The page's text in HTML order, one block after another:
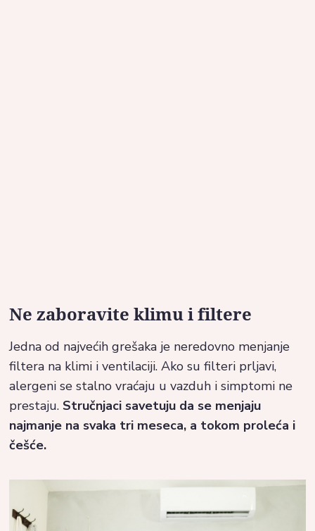
Ne zaboravite klimu i filtere
Jedna od najvećih grešaka je neredovno menjanje
filtera na klimi i ventilaciji. Ako su filteri prljavi,
alergeni se stalno vraćaju u vazduh i simptomi ne
prestaju. Stručnjaci savetuju da se menjaju
najmanje na svaka tri meseca, a tokom proleća i
češće.